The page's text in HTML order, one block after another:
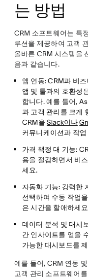
는 방법
CRM 소프트웨어는 특
루션을 제공하여 고객
올바른 CRM 시스템을
음과 같습니다.
앱 연동:CRM과 비
앱 및 툴과의 호환성
합니다. 예를 들어,
과 고객 관리를 크게
CRM을Slack이나
커뮤니케이션과 작
가격 책정 대 기능:
용을 절감하면서 비
세요.
자동화 기능: 강력한
선택하여 수동 작업
은 시간을 할애하세
데이터 분석 및 대시
간 인사이트를 얻을
가능한 대시보드를
예를 들어, CRM 연동
고객 관리 소프트웨어